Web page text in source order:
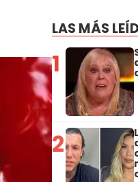
LAS MÁS
1
2